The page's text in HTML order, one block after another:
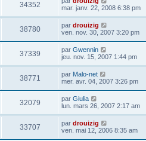
34352
mar. janv. 22, 2008 6:38 pm
38780 par drouizig
ven. nov. 30, 2007 3:20 pm
37339 par Gwennin
jeu. nov. 15, 2007 1:44 pm
38771 par Malo-net
mer. avr. 04, 2007 3:26 pm
32079 par Giulia
lun. mars 26, 2007 2:17 am
33707 par drouizig
ven. mai 12, 2006 8:35 am